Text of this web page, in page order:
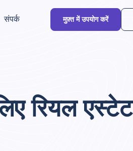
संपर्क मुफ़्त में उपयोग करें
रियल एस्टेट